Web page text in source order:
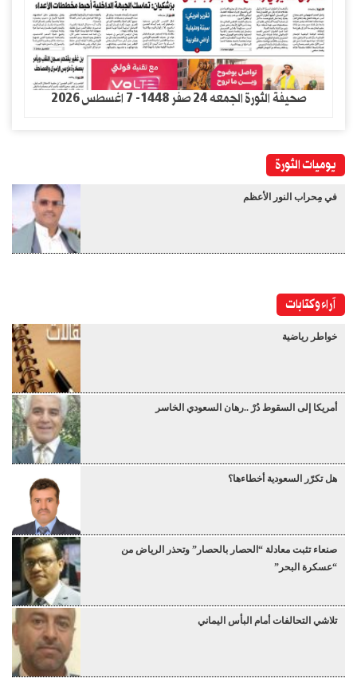
صحيفة الثورة الجمعه 24 صفر 1448- 7 اغسطس 2026
يوميات الثورة
في مِحراب النور الأعظم
آراء وكتابات
خواطر رياضية
أمريكا إلى السقوط دُرْ ..رهان السعودي الخاسر
هل تكرّر السعودية أخطاءها؟
صنعاء تثبت معادلة “الحصار بالحصار” وتحذر الرياض من
“عسكرة البحر”
تلاشي التحالفات أمام البأس اليماني